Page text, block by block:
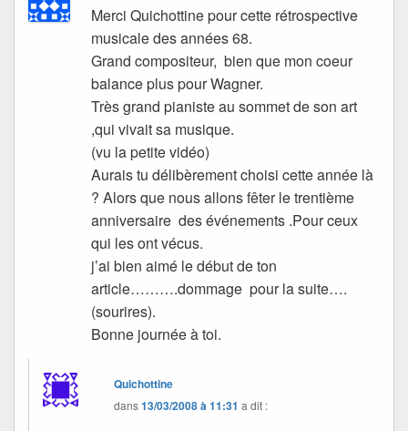
Merci Quichottine pour cette rétrospective
musicale des années 68.
Grand compositeur, bien que mon coeur
balance plus pour Wagner.
Très grand pianiste au sommet de son art
,qui vivait sa musique.
(vu la petite vidéo)
Aurais tu délibèrement choisi cette année là
? Alors que nous allons fêter le trentième
anniversaire des événements .Pour ceux
qui les ont vécus.
j’ai bien aimé le début de ton
article……….dommage pour la suite….
(sourires).
Bonne journée à toi.
Quichottine
dans13/03/2008 à 11:31 a dit :